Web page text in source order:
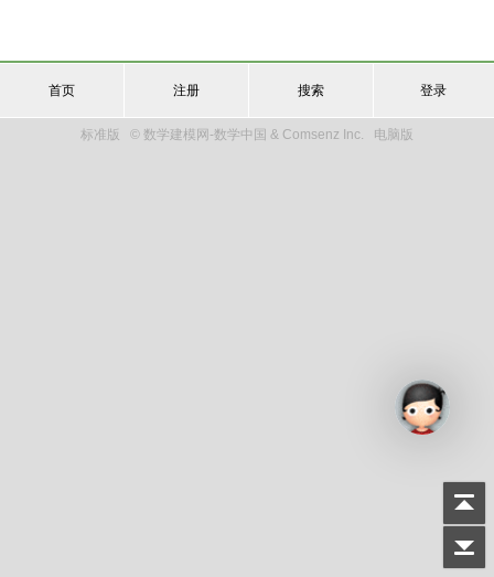
首页 注册 搜索 登录
标准版 © 数学建模网-数学中国 & Comsenz Inc. 电脑版